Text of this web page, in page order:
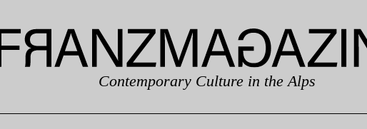
Contemporary Culture in the Alps